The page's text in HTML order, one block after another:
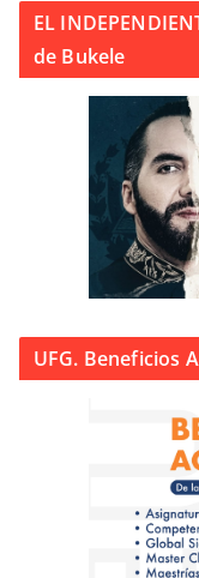
EL
de Bukele
UFG. Beneficios